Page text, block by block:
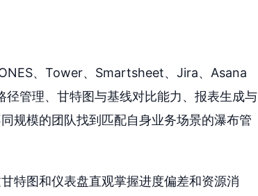
、Tower、Smartsheet、Jira、Asana
管理、甘特图与基线对比能力、报表生成与
规模的团队找到匹配自身业务场景的瀑布管
特图和仪表盘直观掌握进度偏差和资源消